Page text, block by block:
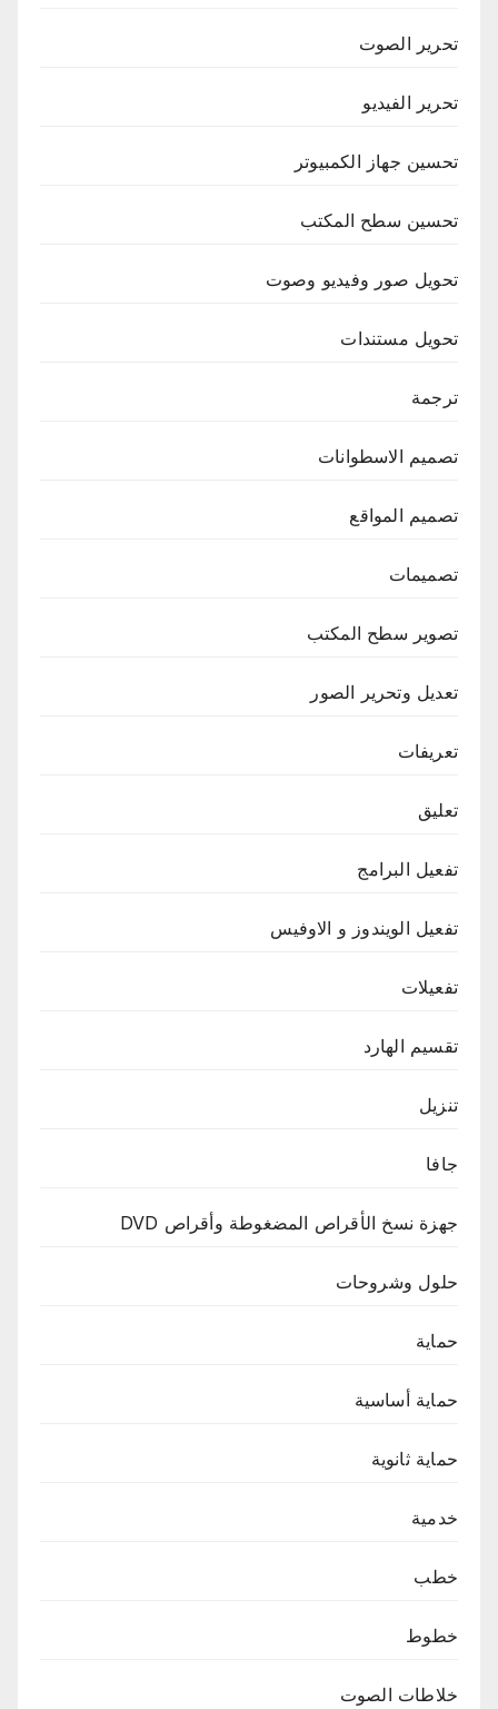
تحرير الصوت
تحرير الفيديو
تحسين جهاز الكمبيوتر
تحسين سطح المكتب
تحويل صور وفيديو وصوت
تحويل مستندات
ترجمة
تصميم الاسطوانات
تصميم المواقع
تصميمات
تصوير سطح المكتب
تعديل وتحرير الصور
تعريفات
تعليق
تفعيل البرامج
تفعيل الويندوز و الاوفيس
تفعيلات
تقسيم الهارد
تنزيل
جافا
جهزة نسخ الأقراص المضغوطة وأقراص DVD
حلول وشروحات
حماية
حماية أساسية
حماية ثانوية
خدمية
خطب
خطوط
خلاطات الصوت